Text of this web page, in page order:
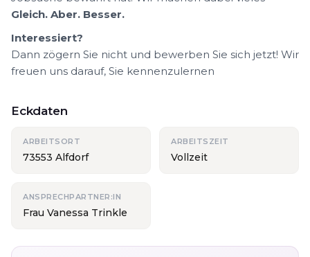
Gleich. Aber. Besser.
Interessiert?
Dann zögern Sie nicht und bewerben Sie sich jetzt! Wir
freuen uns darauf, Sie kennenzulernen
Eckdaten
ARBEITSORT
73553 Alfdorf
ARBEITSZEIT
Vollzeit
ANSPRECHPARTNER:IN
Frau Vanessa Trinkle